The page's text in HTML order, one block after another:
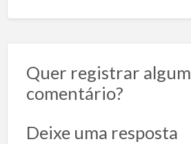
Quer registrar algum
comentário?
Deixe uma resposta